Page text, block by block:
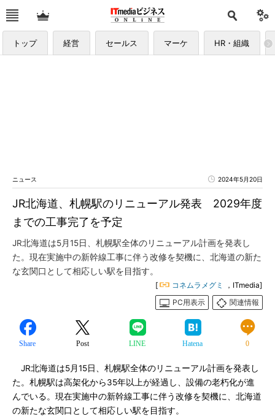
トップ 経営 セールス マーケ HR・組織
ニュース 2024年5月20日
JR北海道、札幌駅のリニューアル発表 2029年度
までの工事完了を予定
JR北海道は5月15日、札幌駅全体のリニューアル計画を発表し
た。現在実施中の新幹線工事に伴う改修を契機に、北海道の新た
な玄関口として相応しい駅を目指す。
[ コネムラメグミ
，ITmedia]
PC用表示
関連情報
Share Post LINE Hatena 0
JR北海道は5月15日、札幌駅全体のリニューアル計画を発表し
た。札幌駅は高架化から35年以上が経過し、設備の老朽化が進
んでいる。現在実施中の新幹線工事に伴う改修を契機に、北海道
の新たな玄関口として相応しい駅を目指す。